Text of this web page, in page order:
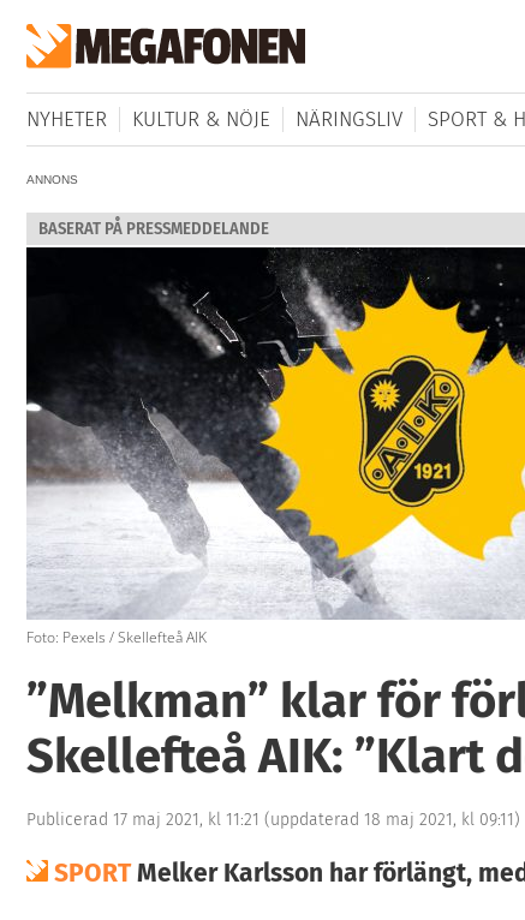
NYHETER KULTUR & NÖJE NÄRINGSLIV SPORT &
ANNONS
BASERAT PÅ PRESSMEDDELANDE
Foto: Pexels / Skellefteå AIK
”Melkman” klar för
Skellefteå AIK: ”Klart
Publicerad 17 maj 2021, kl 11:21 (uppdaterad 18 maj 2021, kl 09:11)
SPORTMelker Karlsson har förlängt,